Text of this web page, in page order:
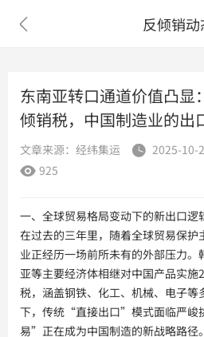
 反倾销动
东南亚转口通道价值凸
倾销税，中国制造业的出
文章来源：经纬集运  2025-10-
 925
一、全球贸易格局变动下的新出口逻
在过去的三年里，随着全球贸易保
业正经历一场前所未有的外部压力
亚等主要经济体相继对中国产品实
税，涵盖钢铁、化工、机械、电子等
下，传统“直接出口”模式面临严峻
易”正在成为中国制造的新战略路径。